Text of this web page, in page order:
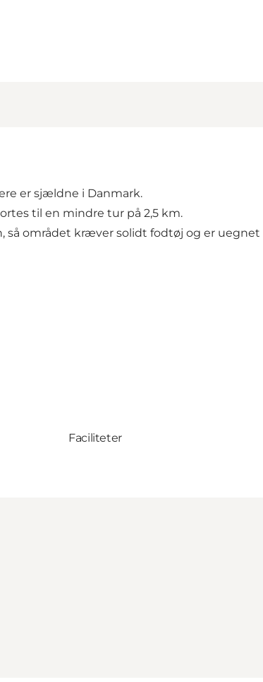
er sjældne i Danmark.
til en mindre tur på 2,5 km.
området kræver solidt fodtøj og er
Faciliteter